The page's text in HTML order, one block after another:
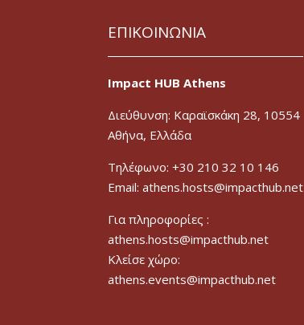
ΕΠΙΚΟΙΝΩΝΙΑ
Impact HUB Athens
Διεύθυνση: Καραϊσκάκη 28, 10554
Αθήνα, Ελλάδα
Τηλέφωνο: +30 210 32 10 146
Email: athens.hosts@impacthub.net
Για πληροφορίες :
athens.hosts@impacthub.net
Κλείσε χώρο:
athens.events@impacthub.net